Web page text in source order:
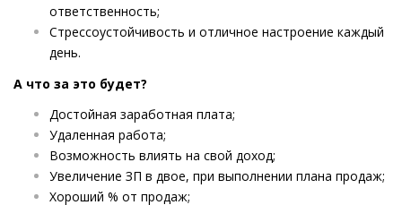
ответственность;
Стрессоустойчивость и отличное настроение каждый
день.
А что за это будет?
Достойная заработная плата;
Удаленная работа;
Возможность влиять на свой доход;
Увеличение ЗП в двое, при выполнении плана продаж;
Хороший % от продаж;